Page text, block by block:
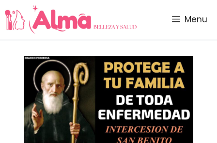
Saltar
al
contenido
Menu